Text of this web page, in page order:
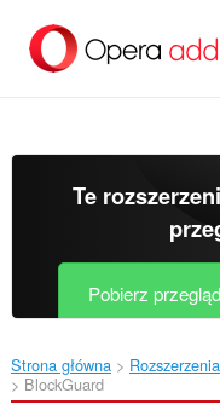
treści
Te
Pobierz
Strona główna Rozszerzenia
BlockGuard‎